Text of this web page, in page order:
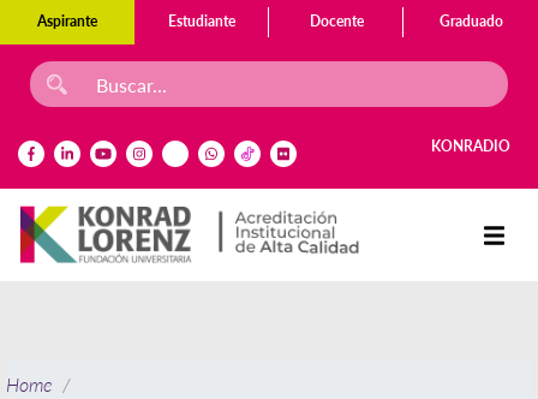
Aspirante Estudiante Docente Graduado
KONRADIO
Home